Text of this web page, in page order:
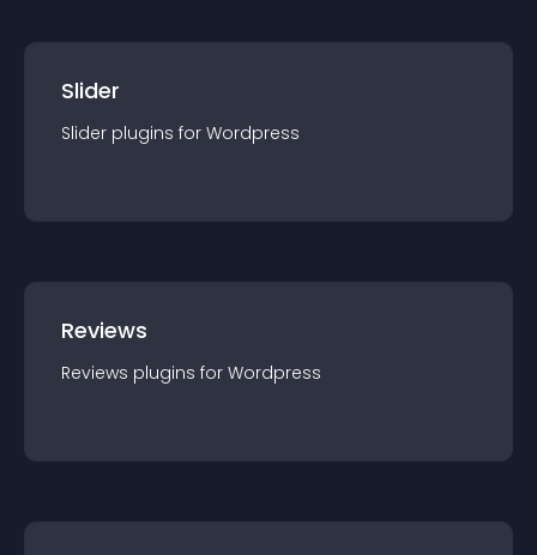
Slider
Slider plugins for Wordpress
Reviews
Reviews plugins for Wordpress